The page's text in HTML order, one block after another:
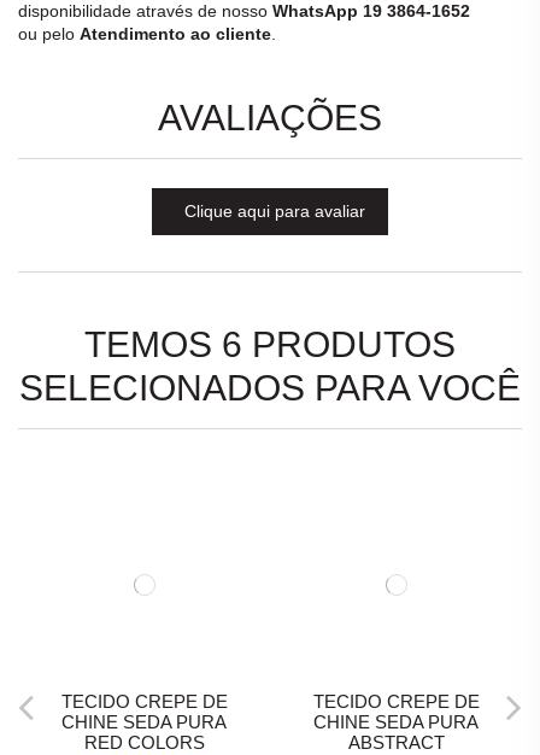
disponibilidade através de nosso WhatsApp 19 3864-1652
ou pelo Atendimento ao cliente
AVALIAÇÕES
Clique aqui para avaliar
TEMOS 6 PRODUTOS
SELECIONADOS PARA VOCÊ
TECIDO CREPE DE
CHINE SEDA PURA
RED COLORS
TECIDO CREPE DE
CHINE SEDA PURA
ABSTRACT